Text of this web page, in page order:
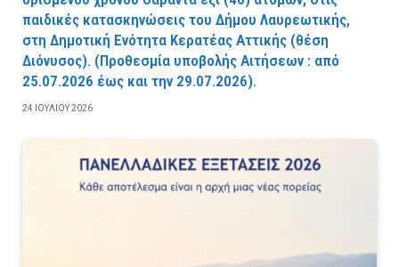
παιδικές κατασκηνώσεις του Δήμου Λαυρεωτικής,
στη Δημοτική Ενότητα Κερατέας Αττικής (θέση
Διόνυσος). (Προθεσμία υποβολής Αιτήσεων : από
25.07.2026 έως και την 29.07.2026).
24 ΙΟΥΛΊΟΥ 2026